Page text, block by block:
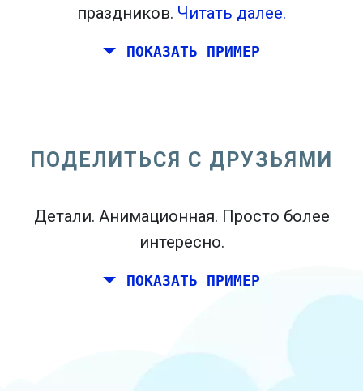
праздников. Читать далее.
ПОКАЗАТЬ ПРИМЕР
Тем не менее, вы живете в Мадриде, и
Берлине.
ПОДЕЛИТЬСЯ С ДРУЗЬЯМИ
Детали. Анимационная. Просто более
интересно.
ПОКАЗАТЬ ПРИМЕР